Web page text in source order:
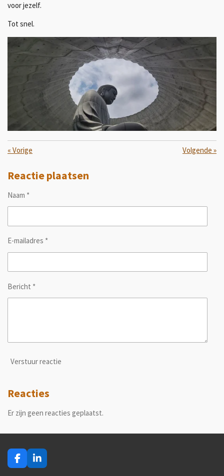
voor jezelf.
Tot snel.
« Vorige Volgende »
Reactie plaatsen
Naam *
E-mailadres *
Bericht *
Verstuur reactie
Reacties
Er zijn geen reacties geplaatst.
F
a
L
i